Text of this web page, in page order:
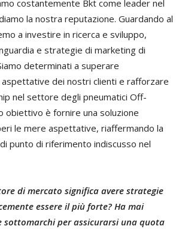
costantemente Bkt come leader nel
la nostra reputazione. Guardando al
a investire in ricerca e sviluppo,
e strategie di marketing di
determinati a superare
dei nostri clienti e rafforzare
nel settore degli pneumatici Off-
obiettivo è fornire una soluzione
le mere aspettative, riaffermando la
punto di riferimento indiscusso nel
di mercato significa avere strategie
essere il più forte? Ha mai
sottomarchi per assicurarsi una quota